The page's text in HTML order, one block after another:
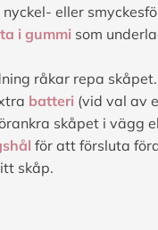
eller
i gummi som
råkar repa skåpet.
batteri (vid val av
skåpet i vägg
för att försluta
skåp.